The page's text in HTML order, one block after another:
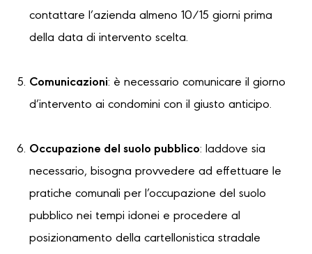
contattare l’azienda almeno 10/15 giorni prima
della data di intervento scelta.
Comunicazioni: è necessario comunicare il giorno
d’intervento ai condomini con il giusto anticipo.
Occupazione del suolo pubblico: laddove sia
necessario, bisogna provvedere ad effettuare le
pratiche comunali per l’occupazione del suolo
pubblico nei tempi idonei e procedere al
posizionamento della cartellonistica stradale